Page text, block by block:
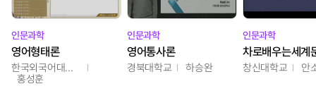
인문과학
영어형태론
한국외국어대학교
홍성훈
인문과학
영어통사론
경북대학교 하승완
인문과학
차로배우는세계
창신대학교 안